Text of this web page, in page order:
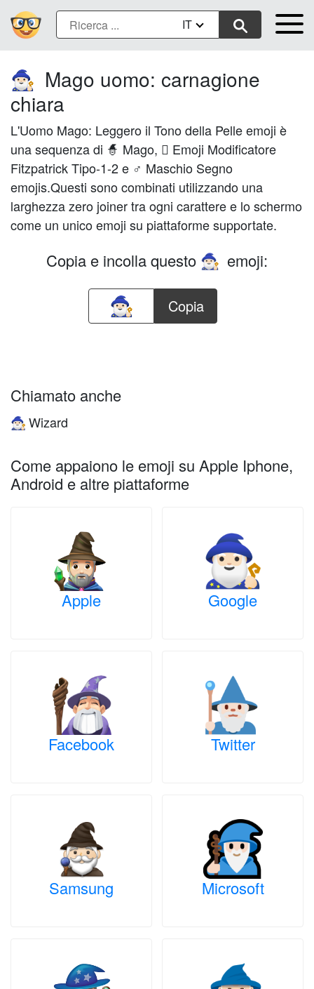
IT
🧙🏻‍♂️ Mago uomo: carnagione
chiara
L'Uomo Mago: Leggero il Tono della Pelle emoji è
una sequenza di 🧙 Mago, 🏻 Emoji Modificatore
Fitzpatrick Tipo-1-2 e ♂ Maschio Segno
emojis.Questi sono combinati utilizzando una
larghezza zero joiner tra ogni carattere e lo schermo
come un unico emoji su piattaforme supportate.
Copia e incolla questo 🧙🏻‍♂️ emoji:
Copia
Chiamato anche
🧙🏻‍♂️ Wizard
Come appaiono le emoji su Apple Iphone,
Android e altre piattaforme
Apple Google
Facebook Twitter
Samsung Microsoft